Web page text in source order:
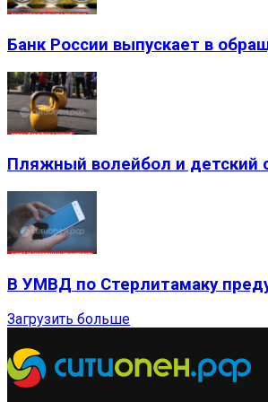
Банк России выпускает в
Пляжный волейбол и детский
В УМВД по Стерлитамаку
Загрузить больше